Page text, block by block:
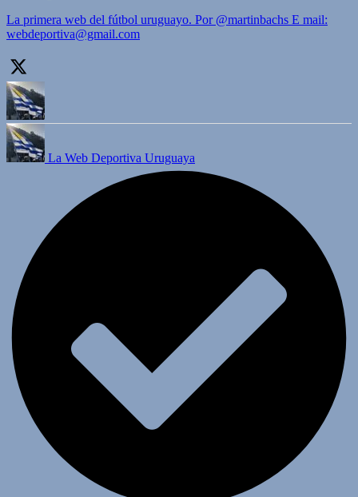
La primera web del fútbol uruguayo. Por @martinbachs E mail:
webdeportiva@gmail.com
La Web Deportiva Uruguaya